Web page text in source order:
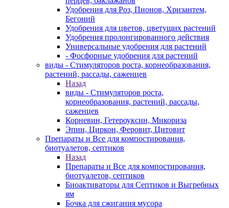
Удобрения для Роз, Пионов, Хризантем,
Бегоний
Удобрения для цветов, цветущих растений
Удобрения пролонгированного действия
Универсальные удобрения для растений
- Фосфорные удобрения для растений
виды - Стимуляторов роста, корнеобразования,
растений, рассады, саженцев
Назад
виды - Стимуляторов роста,
корнеобразования, растений, рассады,
саженцев
Корневин, Гетероуксин, Микориза
Эпин, Циркон, Феровит, Цитовит
Препараты и Все для компостирования,
биотуалетов, септиков
Назад
Препараты и Все для компостирования,
биотуалетов, септиков
Биоактиваторы для Септиков и Выгребных
ям
Бочка для сжигания мусора